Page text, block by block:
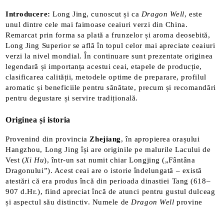
Introducere: Long Jing, cunoscut și ca Dragon Well, este
unul dintre cele mai faimoase ceaiuri verzi din China.
Remarcat prin forma sa plată a frunzelor și aroma deosebită,
Long Jing Superior se află în topul celor mai apreciate ceaiuri
verzi la nivel mondial. În continuare sunt prezentate originea
legendară și importanța acestui ceai, etapele de producție,
clasificarea calității, metodele optime de preparare, profilul
aromatic și beneficiile pentru sănătate, precum și recomandări
pentru degustare și servire tradițională.
Originea și istoria
Provenind din provincia Zhejiang, în apropierea orașului
Hangzhou, Long Jing își are originile pe malurile Lacului de
Vest (Xi Hu), într-un sat numit chiar Longjing („Fântâna
Dragonului”). Acest ceai are o istorie îndelungată – există
atestări că era produs încă din perioada dinastiei Tang (618–
907 d.Hr.)​, fiind apreciat încă de atunci pentru gustul dulceag
și aspectul său distinctiv. Numele de Dragon Well provine